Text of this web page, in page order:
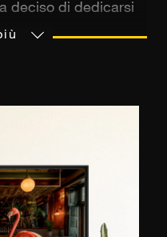
deciso di dedicarsi
incolla e
di vite
quando i